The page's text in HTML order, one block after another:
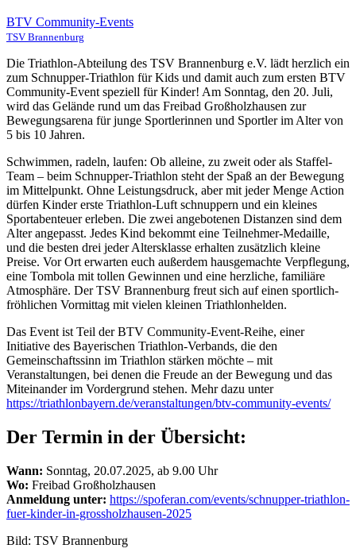
BTV Community-Events
TSV Brannenburg
Die Triathlon-Abteilung des TSV Brannenburg e.V. lädt herzlich ein
zum Schnupper-Triathlon für Kids und damit auch zum ersten BTV
Community-Event speziell für Kinder! Am Sonntag, den 20. Juli,
wird das Gelände rund um das Freibad Großholzhausen zur
Bewegungsarena für junge Sportlerinnen und Sportler im Alter von
5 bis 10 Jahren.
Schwimmen, radeln, laufen: Ob alleine, zu zweit oder als Staffel-
Team – beim Schnupper-Triathlon steht der Spaß an der Bewegung
im Mittelpunkt. Ohne Leistungsdruck, aber mit jeder Menge Action
dürfen Kinder erste Triathlon-Luft schnuppern und ein kleines
Sportabenteuer erleben. Die zwei angebotenen Distanzen sind dem
Alter angepasst. Jedes Kind bekommt eine Teilnehmer-Medaille,
und die besten drei jeder Altersklasse erhalten zusätzlich kleine
Preise. Vor Ort erwarten euch außerdem hausgemachte Verpflegung,
eine Tombola mit tollen Gewinnen und eine herzliche, familiäre
Atmosphäre. Der TSV Brannenburg freut sich auf einen sportlich-
fröhlichen Vormittag mit vielen kleinen Triathlonhelden.
Das Event ist Teil der BTV Community-Event-Reihe, einer
Initiative des Bayerischen Triathlon-Verbands, die den
Gemeinschaftssinn im Triathlon stärken möchte – mit
Veranstaltungen, bei denen die Freude an der Bewegung und das
Miteinander im Vordergrund stehen. Mehr dazu unter
https://triathlonbayern.de/veranstaltungen/btv-community-events/
Der Termin in der Übersicht:
Wann: Sonntag, 20.07.2025, ab 9.00 Uhr
Wo: Freibad Großholzhausen
Anmeldung unter: https://spoferan.com/events/schnupper-triathlon-
fuer-kinder-in-grossholzhausen-2025
Bild: TSV Brannenburg